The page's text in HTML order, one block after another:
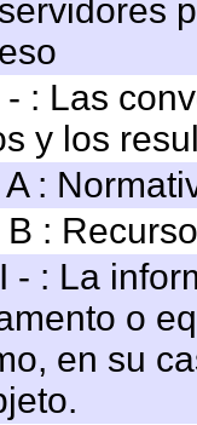
- : Las
y los
:
B :
- : La
o
en su